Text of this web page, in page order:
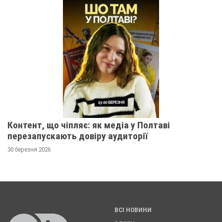
Контент, що чіпляє: як медіа у Полтаві
перезапускають довіру аудиторії
30 березня 2026
ВСІ НОВИНИ